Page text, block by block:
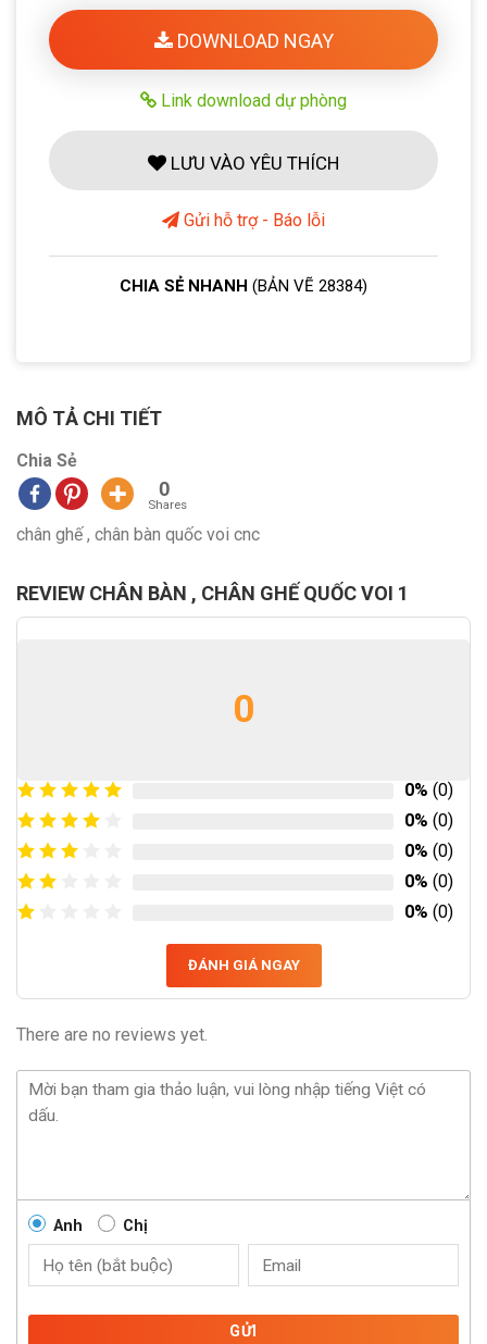
DOWNLOAD NGAY
Link download dự phòng
LƯU VÀO YÊU THÍCH
Gửi hỗ trợ - Báo lỗi
CHIA SẺ NHANH (BẢN VẼ 28384)
MÔ TẢ CHI TIẾT
Chia Sẻ
0
Shares
chân ghế , chân bàn quốc voi cnc
REVIEW CHÂN BÀN , CHÂN GHẾ QUỐC VOI 1
0
0% (0)
0% (0)
0% (0)
0% (0)
0% (0)
ĐÁNH GIÁ NGAY
There are no reviews yet.
Anh Chị
GỬI